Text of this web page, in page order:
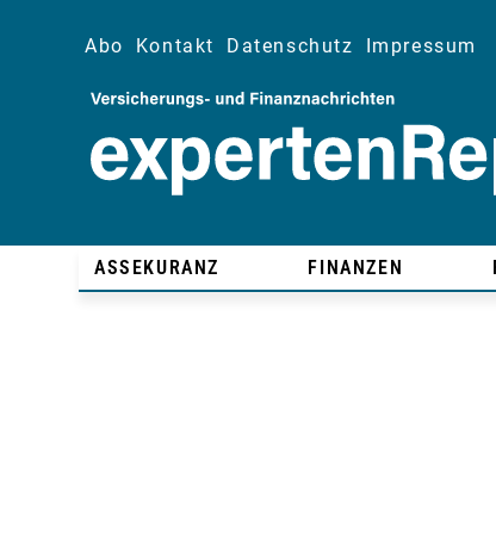
Abo Kontakt Datenschutz Impressum
ASSEKURANZ FINANZEN